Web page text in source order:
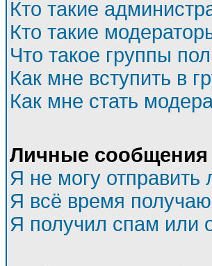
Кто такие
Кто такие
Что такое группы
Как мне вступить в
Как мне стать
Личные сообщения
Я не могу
Я всё время
Я получил спам или